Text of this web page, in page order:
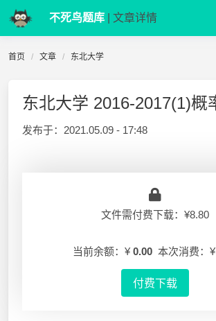
不死鸟题库 | 文章详情
首页 文章 东北大学
发布于： 2021.05.09 - 17:48
文件需付费下载：¥8.80
当前余额：¥ 0.00 本次消费：¥
付费下载